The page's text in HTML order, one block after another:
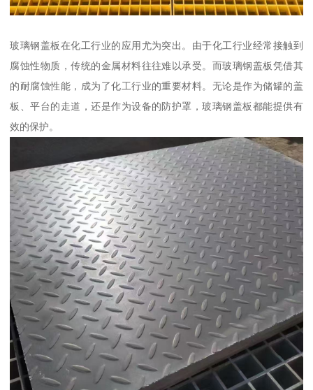
玻璃钢盖板在化工行业的应用尤为突出。由于化工行业经常接触到
腐蚀性物质，传统的金属材料往往难以承受。而玻璃钢盖板凭借其
的耐腐蚀性能，成为了化工行业的重要材料。无论是作为储罐的盖
板、平台的走道，还是作为设备的防护罩，玻璃钢盖板都能提供有
效的保护。